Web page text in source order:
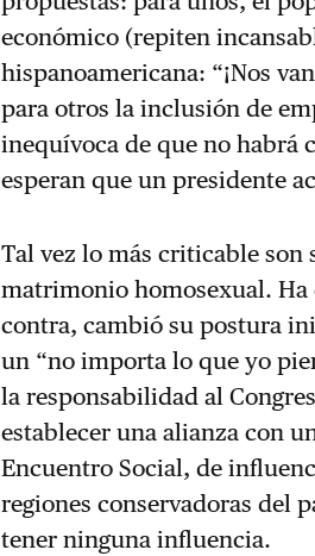
económico (repiten
hispanoamericana: “¡Nos
para otros la inclusión de
inequívoca de que no habrá
esperan que un presidente
Tal vez lo más criticable son
matrimonio homosexual.
contra, cambió su postura
un “no importa lo que yo
la responsabilidad al
establecer una alianza con
Encuentro Social, de
regiones conservadoras del
tener ninguna influencia.